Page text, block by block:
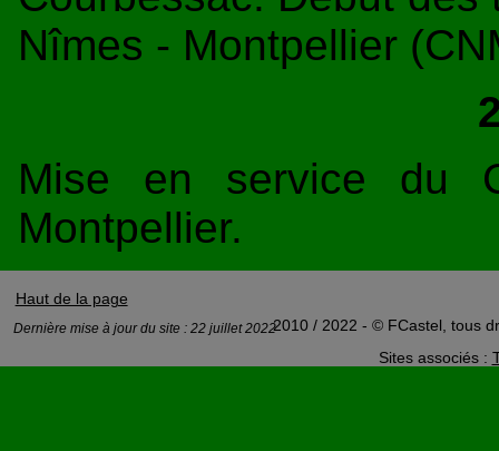
Nîmes - Montpellier
Mise en service du
Montpellier.
Haut de la page
Dernière mise à jour du site : 22 juillet 20222010 / 2022 - © FCastel, tous
Sites associés :